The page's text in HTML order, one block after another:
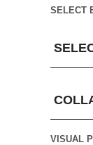
SELECT
VISUAL